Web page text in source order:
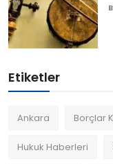
Etiketler
Ankara Borçlar
Hukuk Haberleri